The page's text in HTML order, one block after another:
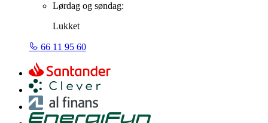
Lørdag og søndag:
Lukket
66 11 95 60